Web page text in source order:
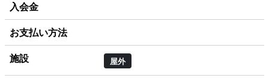
入会金
お支払い方法
施設 屋外